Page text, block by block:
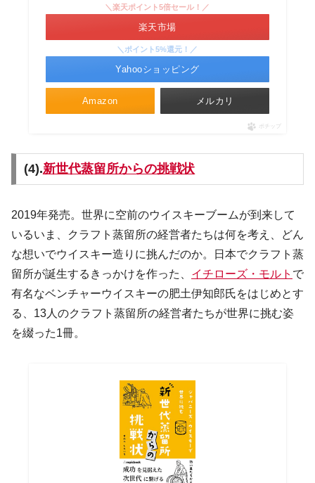
Amazon
＼楽天ポイント5倍セール！／
楽天市場
＼ポイント5%還元！／
Yahooショッピング
メルカリ
ポチップ
(4).新世代蒸留所からの挑戦状
2019年発売。世界に空前のウイスキーブームが到来して
いるいま、クラフト蒸留所の経営者たちは何を考え、どん
な想いでウイスキー造りに挑んだのか。日本でクラフト蒸
留所が誕生するきっかけを作った、 イチローズ・モルト で
有名なベンチャーウイスキーの肥土伊知郎氏をはじめとす
る、13人のクラフト蒸留所の経営者たちが世界に挑む姿
を綴った1冊。